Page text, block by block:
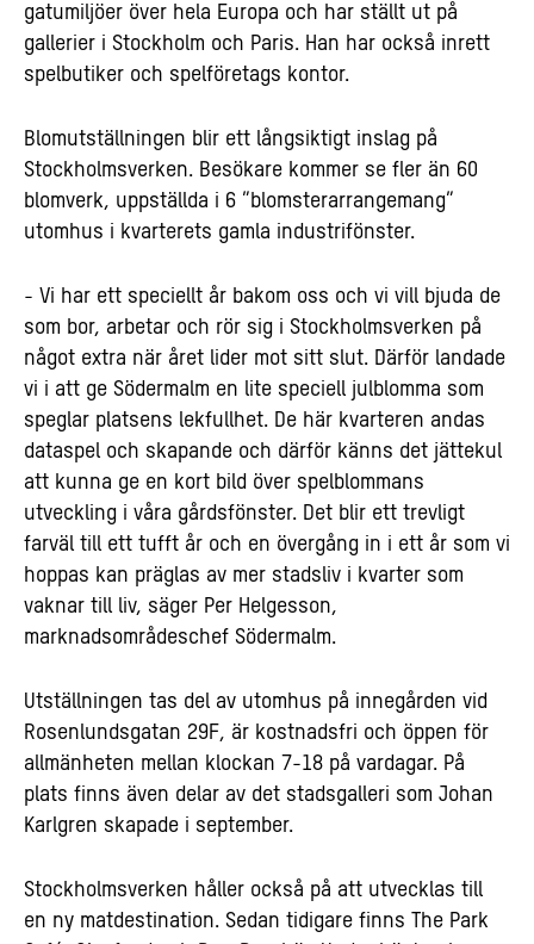
gatumiljöer över hela Europa och har ställt ut på
gallerier i Stockholm och Paris. Han har också inrett
spelbutiker och spelföretags kontor.
Blomutställningen blir ett långsiktigt inslag på
Stockholmsverken. Besökare kommer se fler än 60
blomverk, uppställda i 6 ”blomsterarrangemang”
utomhus i kvarterets gamla industrifönster.
- Vi har ett speciellt år bakom oss och vi vill bjuda de
som bor, arbetar och rör sig i Stockholmsverken på
något extra när året lider mot sitt slut. Därför landade
vi i att ge Södermalm en lite speciell julblomma som
speglar platsens lekfullhet. De här kvarteren andas
dataspel och skapande och därför känns det jättekul
att kunna ge en kort bild över spelblommans
utveckling i våra gårdsfönster. Det blir ett trevligt
farväl till ett tufft år och en övergång in i ett år som vi
hoppas kan präglas av mer stadsliv i kvarter som
vaknar till liv, säger Per Helgesson,
marknadsområdeschef Södermalm.
Utställningen tas del av utomhus på innegården vid
Rosenlundsgatan 29F, är kostnadsfri och öppen för
allmänheten mellan klockan 7-18 på vardagar. På
plats finns även delar av det stadsgalleri som Johan
Karlgren skapade i september.
Stockholmsverken håller också på att utvecklas till
en ny matdestination. Sedan tidigare finns The Park